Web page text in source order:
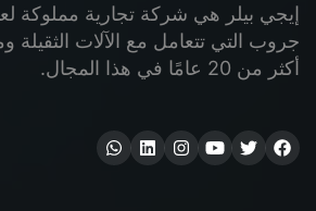
إيجي بيلر هي شركة تجارية مملوكة
جروب التي تتعامل مع الآلات الثقيلة
أكثر من 20 عامًا في هذا المجال.